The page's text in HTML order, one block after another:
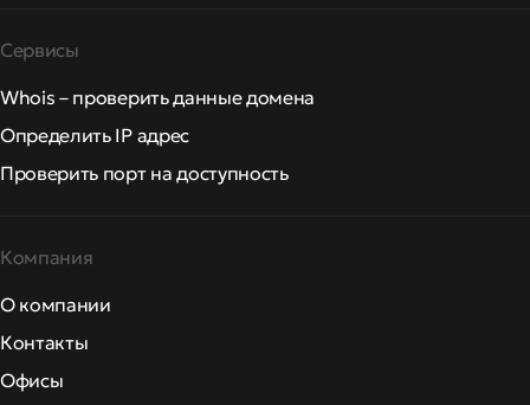
Сервисы
Whois – проверить данные домена
Определить IP адрес
Проверить порт на доступность
Компания
О компании
Контакты
Офисы